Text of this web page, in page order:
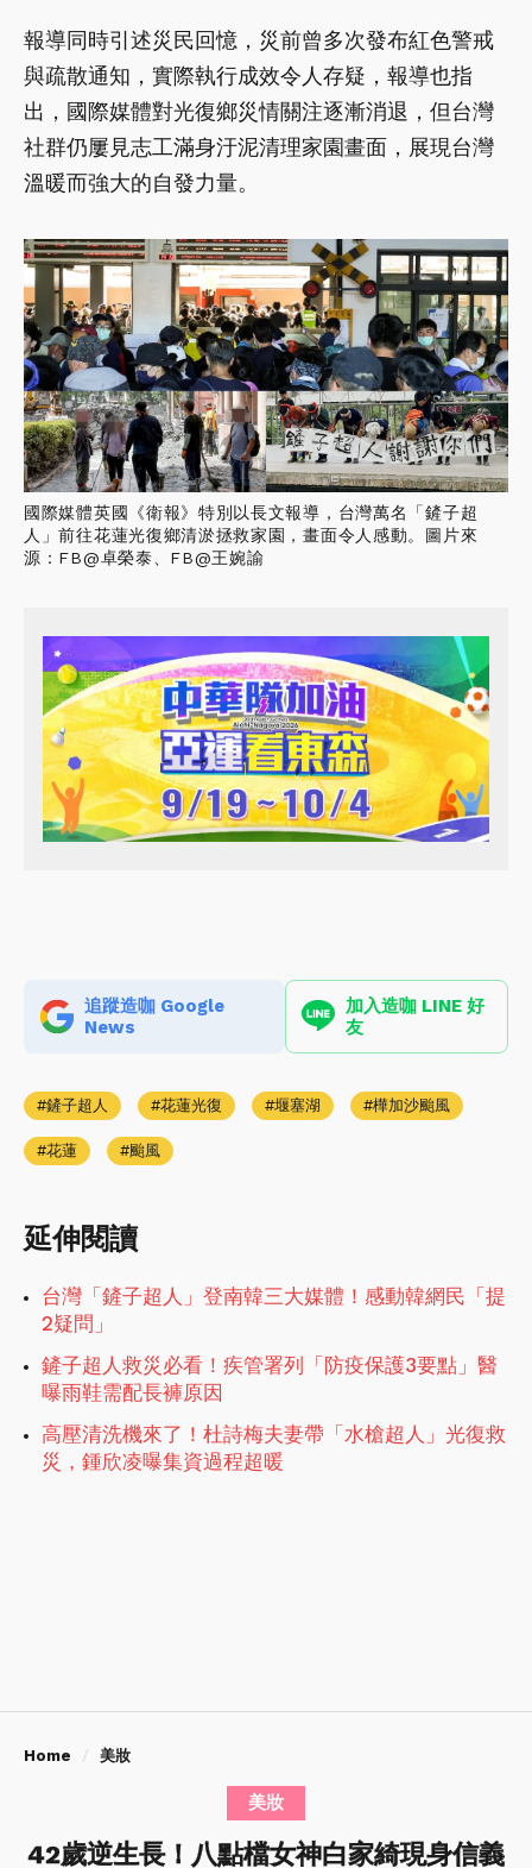
報導同時引述災民回憶，災前曾多次發布紅色警戒
與疏散通知，實際執行成效令人存疑，報導也指
出，國際媒體對光復鄉災情關注逐漸消退，但台灣
社群仍屢見志工滿身汙泥清理家園畫面，展現台灣
溫暖而強大的自發力量。
國際媒體英國《衛報》特別以長文報導，台灣萬名「鏟子超
人」前往花蓮光復鄉清淤拯救家園，畫面令人感動。圖片來
源：FB@卓榮泰、FB@王婉諭
追蹤造咖 Google
News
加入造咖 LINE 好
友
鏟子超人 花蓮光復 堰塞湖 樺加沙颱風
花蓮 颱風
延伸閱讀
台灣「鏟子超人」登南韓三大媒體！感動韓網民「提
2疑問」
鏟子超人救災必看！疾管署列「防疫保護3要點」醫
曝雨鞋需配長褲原因
高壓清洗機來了！杜詩梅夫妻帶「水槍超人」光復救
災，鍾欣凌曝集資過程超暖
Home 美妝
美妝
42歲逆生長！八點檔女神白家綺現身信義